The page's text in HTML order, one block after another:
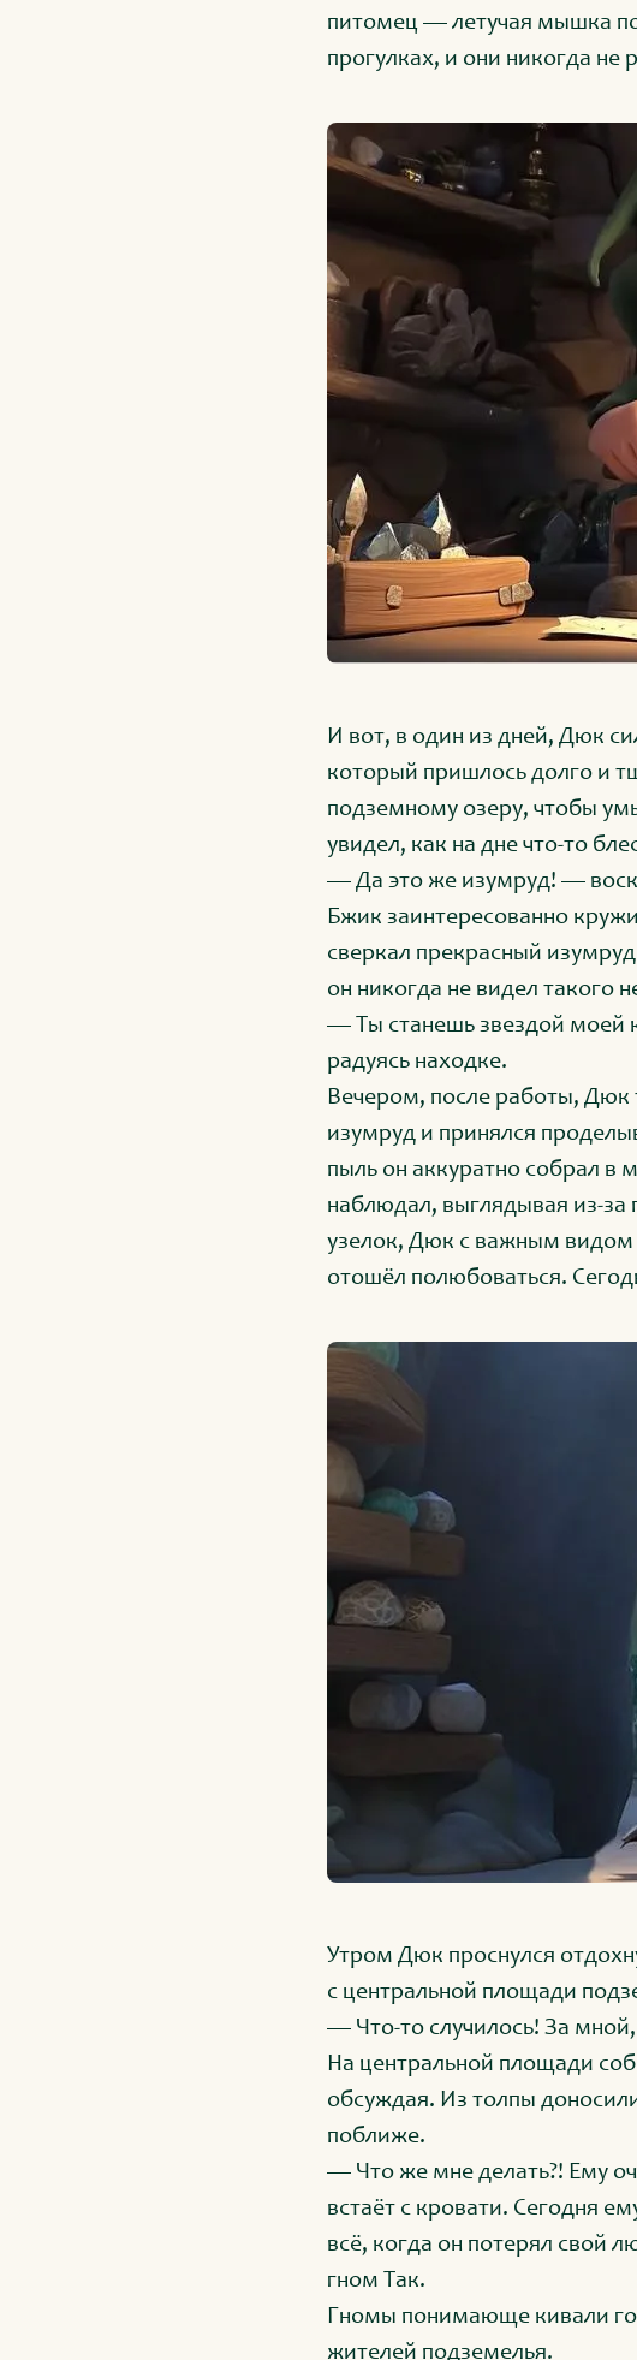
питомец — летучая мышка
прогулках, и они никогда не
И вот, в один из дней, Дюк
который пришлось долго и
подземному озеру, чтобы
увидел, как на дне что-то
— Да это же изумруд! —
Бжик заинтересованно
сверкал прекрасный
он никогда не видел такого
— Ты станешь звездой моей
радуясь находке.
Вечером, после работы, Дюк
изумруд и принялся
пыль он аккуратно собрал в
наблюдал, выглядывая из-за
узелок, Дюк с важным видом
отошёл полюбоваться.
Утром Дюк проснулся
с центральной площади
— Что-то случилось! За
На центральной площади
обсуждая. Из толпы
поближе.
— Что же мне делать?! Ему
встаёт с кровати. Сегодня
всё, когда он потерял свой
гном Так.
Гномы понимающе кивали
жителей подземелья.